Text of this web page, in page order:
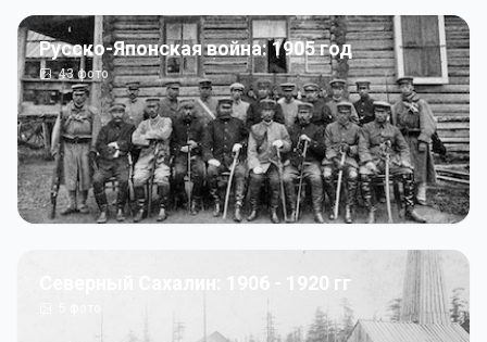
Русско-Японская война: 1905 год
43фото
Северный Сахалин: 1906 - 1920 гг